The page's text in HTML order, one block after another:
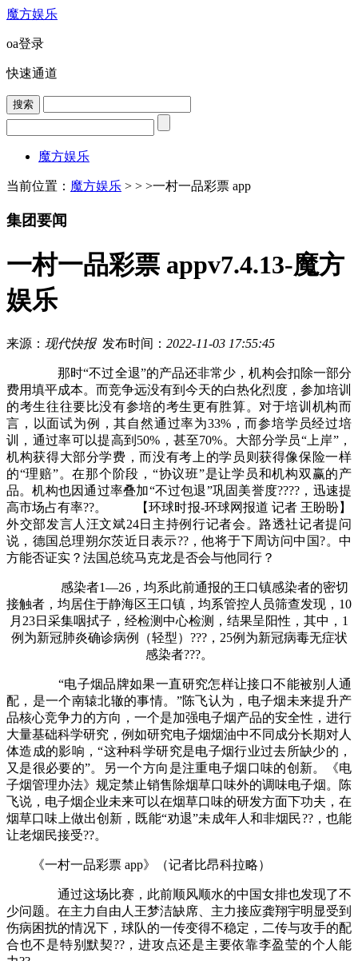
魔方娱乐
oa登录
快速通道
魔方娱乐
当前位置： 魔方娱乐 > > >一村一品彩票 app
集团要闻
一村一品彩票 appv7.4.13-魔方
娱乐
来源： 现代快报发布时间： 2022-11-03 17:55:45
那时“不过全退”的产品还非常少，机构会扣除一部分
费用填平成本。而竞争远没有到今天的白热化烈度，参加培训
的考生往往要比没有参培的考生更有胜算。对于培训机构而
言，以面试为例，其自然通过率为33%，而参培学员经过培
训，通过率可以提高到50%，甚至70%。大部分学员“上岸”，
机构获得大部分学费，而没有考上的学员则获得像保险一样
的“理赔”。在那个阶段，“协议班”是让学员和机构双赢的产
品。机构也因通过率叠加“不过包退”巩固美誉度????，迅速提
高市场占有率??。 【环球时报-环球网报道 记者 王盼盼】
外交部发言人汪文斌24日主持例行记者会。路透社记者提问
说，德国总理朔尔茨近日表示??，他将于下周访问中国?。中
方能否证实？法国总统马克龙是否会与他同行？
感染者1—26，均系此前通报的王口镇感染者的密切
接触者，均居住于静海区王口镇，均系管控人员筛查发现，10
月23日采集咽拭子，经检测中心检测，结果呈阳性，其中，1
例为新冠肺炎确诊病例（轻型）???，25例为新冠病毒无症状
感染者???。
“电子烟品牌如果一直研究怎样让接口不能被别人通
配，是一个南辕北辙的事情。”陈飞认为，电子烟未来提升产
品核心竞争力的方向，一个是加强电子烟产品的安全性，进行
大量基础科学研究，例如研究电子烟烟油中不同成分长期对人
体造成的影响，“这种科学研究是电子烟行业过去所缺少的，
又是很必要的”。另一个方向是注重电子烟口味的创新。《电
子烟管理办法》规定禁止销售除烟草口味外的调味电子烟。陈
飞说，电子烟企业未来可以在烟草口味的研发方面下功夫，在
烟草口味上做出创新，既能“劝退”未成年人和非烟民??，也能
让老烟民接受??。
《一村一品彩票 app》（记者比昂科拉略）
通过这场比赛，此前顺风顺水的中国女排也发现了不
少问题。在主力自由人王梦洁缺席、主力接应龚翔宇明显受到
伤病困扰的情况下，球队的一传变得不稳定，二传与攻手的配
合也不是特别默契??，进攻点还是主要依靠李盈莹的个人能